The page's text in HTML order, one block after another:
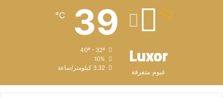
Luxor
غيوم متفرقة
39
℃
10%
3.32 كيلومتر/ساعة